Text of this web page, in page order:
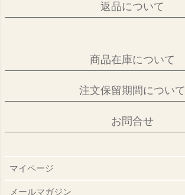
返品について
商品在庫について
注文保留期間について
お問合せ
マイページ
メールマガジン